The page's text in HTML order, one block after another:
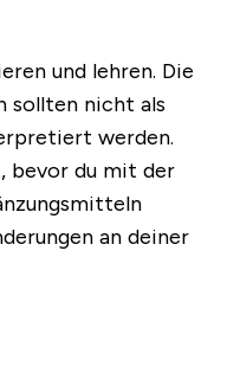
und lehren. Die
sollten nicht als
werden.
bevor du mit der
an deiner